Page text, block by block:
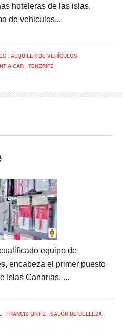
hoteleras de las islas,
de vehiculos...
, ALQUILER DE VEHÍCULOS ,
A CAR , TENERIFE
equipo de
encabeza el primer puesto
Islas Canarias. ...
, FRANCIS ORTIZ , SALÓN DE BELLEZA ,